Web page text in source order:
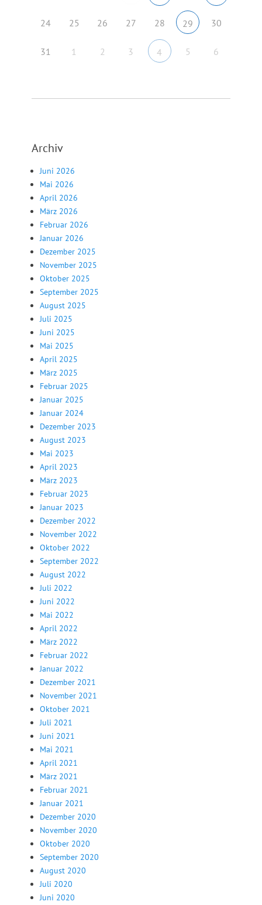
24 25 26 27 28 29 30
31 1 2 3 4 5 6
Archiv
Juni 2026
Mai 2026
April 2026
März 2026
Februar 2026
Januar 2026
Dezember 2025
November 2025
Oktober 2025
September 2025
August 2025
Juli 2025
Juni 2025
Mai 2025
April 2025
März 2025
Februar 2025
Januar 2025
Januar 2024
Dezember 2023
August 2023
Mai 2023
April 2023
März 2023
Februar 2023
Januar 2023
Dezember 2022
November 2022
Oktober 2022
September 2022
August 2022
Juli 2022
Juni 2022
Mai 2022
April 2022
März 2022
Februar 2022
Januar 2022
Dezember 2021
November 2021
Oktober 2021
Juli 2021
Juni 2021
Mai 2021
April 2021
März 2021
Februar 2021
Januar 2021
Dezember 2020
November 2020
Oktober 2020
September 2020
August 2020
Juli 2020
Juni 2020